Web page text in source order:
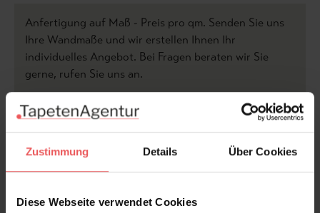
Zustimmung Details Über Cookies
Diese Webseite verwendet Cookies
Anfertigung auf Maß - Preis pro qm. Senden Sie uns
Ihre Wandmaße und wir erstellen Ihnen Ihr
individuelles Angebot. Bei Fragen beraten wir Sie
gerne, rufen Sie uns an.
zur Kollektion Tecnografica >>
"Shabby Chic"...